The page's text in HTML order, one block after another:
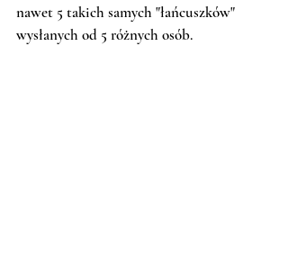
nawet 5 takich samych "łańcuszków"
wysłanych od 5 różnych osób.